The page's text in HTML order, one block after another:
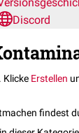
Discord
Klicke Erstellen
findest